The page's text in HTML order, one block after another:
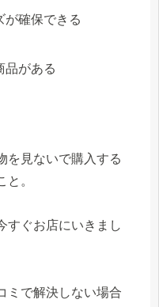
確保できる
がある
を見ないで購入する
。
すぐお店にいきまし
ミで解決しない場合